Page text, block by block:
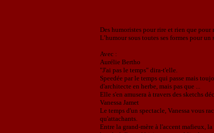
Des humoristes pour rire et rien que pour
L’humour sous toutes ses formes pour un
Avec :
Aurélie Bertho
"J'ai pas le temps" dira-t'elle.
Speedée par le temps qui passe mais
d'architecte en herbe, mais pas que ...
Elle s'en amusera à travers des sketchs
Vanessa Jamet
Le temps d'un spectacle, Vanessa vous
qu'attachants.
Entre la grand-mère à l'accent mafieux,